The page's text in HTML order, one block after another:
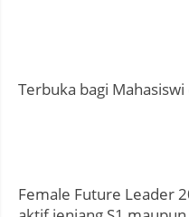
Terbuka bagi
Female Future Leader